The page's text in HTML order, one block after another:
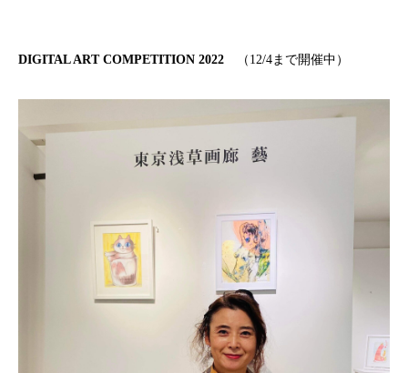
DIGITAL ART COMPETITION 2022 （12/4まで開催中）